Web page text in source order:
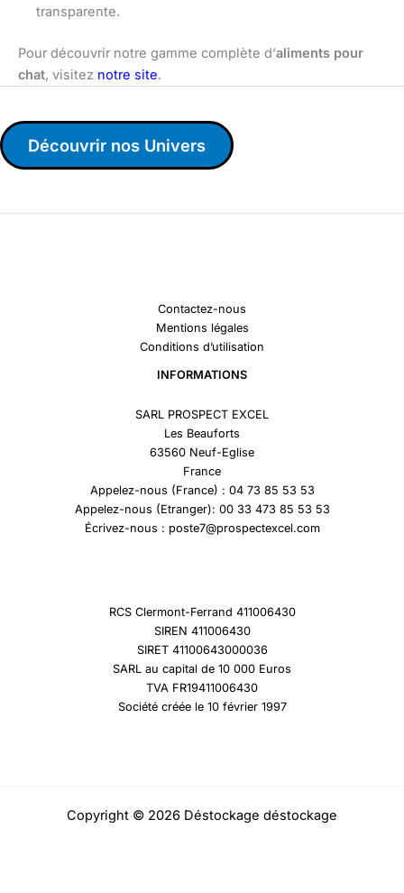
transparente.
Pour découvrir notre gamme complète d’aliments pour
chat, visitez notre site.
Découvrir nos Univers
Contactez-nous
Mentions légales
Conditions d’utilisation
INFORMATIONS
SARL PROSPECT EXCEL
Les Beauforts
63560 Neuf-Eglise
France
Appelez-nous (France) : 04 73 85 53 53
Appelez-nous (Etranger): 00 33 473 85 53 53
Écrivez-nous : poste7@prospectexcel.com
RCS Clermont-Ferrand 411006430
SIREN 411006430
SIRET 41100643000036
SARL au capital de 10 000 Euros
TVA FR19411006430
Société créée le 10 février 1997
Copyright © 2026 Déstockage déstockage